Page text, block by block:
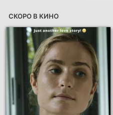
СКОРО В КИНО